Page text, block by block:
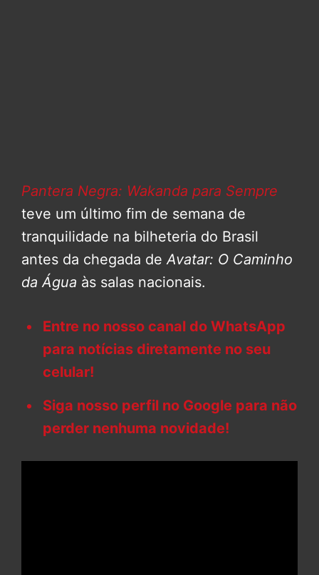
Pantera Negra: Wakanda para Sempre
teve um último fim de semana de
tranquilidade na bilheteria do Brasil
antes da chegada de Avatar: O Caminho
da Água às salas nacionais.
Entre no nosso canal do WhatsApp
para notícias diretamente no seu
celular!
Siga nosso perfil no Google para não
perder nenhuma novidade!